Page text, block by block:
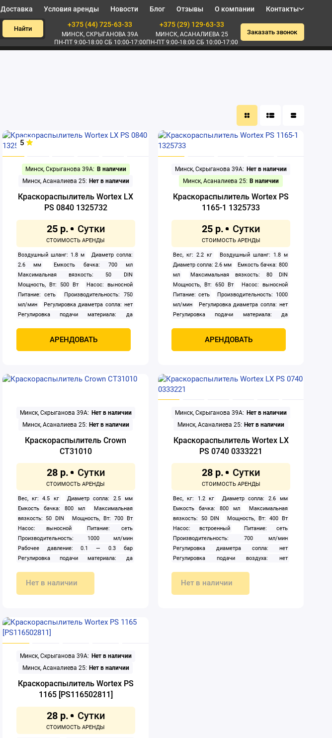
Доставка Условия аренды Новости Блог Отзывы О компании Контакты
Найти
+375 (44) 725-63-33
МИНСК, СКРЫГАНОВА 39А
ПН-ПТ 9:00-18:00 СБ 10:00-17:00
+375 (29) 129-63-33
МИНСК, АСАНАЛИЕВА 25
ПН-ПТ 9:00-18:00 СБ 10:00-17:00
Заказать звонок
5
Минск, Скрыганова 39А: В наличии
Минск, Асаналиева 25: Нет в наличии
Краскораспылитель Wortex LX
PS 0840 1325732
25 р.
Воздушный шланг: 1.8 м
Диаметр сопла:
2.6 мм
Емкость бачка: 700 мл
Максимальная вязкость: 50 DIN
Мощность, Вт: 500 Вт
Насос: выносной
Питание: сеть
Производительность: 750
мл/мин
Регулировка диаметра сопла: нет
Регулировка подачи материала: да
АРЕНДОВАТЬ
Минск, Скрыганова 39А: Нет в наличии
Минск, Асаналиева 25: В наличии
Краскораспылитель Wortex PS
1165-1 1325733
25 р.
Вес, кг: 2.2 кг
Воздушный шланг: 1.8 м
Диаметр сопла: 2.6 мм
Емкость бачка: 800
мл
Максимальная вязкость: 80 DIN
Мощность, Вт: 650 Вт
Насос: выносной
Питание: сеть
Производительность: 1000
мл/мин
Регулировка диаметра сопла: нет
Регулировка подачи материала: да
АРЕНДОВАТЬ
Минск, Скрыганова 39А: Нет в наличии
Минск, Асаналиева 25: Нет в наличии
Краскораспылитель Crown
CT31010
28 р.
Вес, кг: 4.5 кг
Диаметр сопла: 2.5 мм
Емкость бачка: 800 мл
Максимальная
вязкость: 50 DIN
Мощность, Вт: 700 Вт
Насос: выносной
Питание: сеть
Производительность: 1000 мл/мин
Рабочее давление: 0.1 — 0.3 бар
Регулировка подачи материала: да
Нет в наличии
Минск, Скрыганова 39А: Нет в наличии
Минск, Асаналиева 25: Нет в наличии
Краскораспылитель Wortex LX
PS 0740 0333221
28 р.
Вес, кг: 1.2 кг
Диаметр сопла: 2.6 мм
Емкость бачка: 800 мл
Максимальная
вязкость: 50 DIN
Мощность, Вт: 400 Вт
Насос: встроенный
Питание: сеть
Производительность: 700 мл/мин
Регулировка диаметра сопла: нет
Регулировка подачи воздуха: нет
Нет в наличии
Минск, Скрыганова 39А: Нет в наличии
Минск, Асаналиева 25: Нет в наличии
Краскораспылитель Wortex PS
1165 [PS116502811]
28 р.